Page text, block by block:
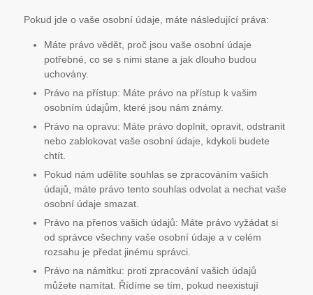
Pokud jde o vaše osobní údaje, máte následující práva:
Máte právo vědět, proč jsou vaše osobní údaje
potřebné, co se s nimi stane a jak dlouho budou
uchovány.
Právo na přístup: Máte právo na přístup k vašim
osobním údajům, které jsou nám známy.
Právo na opravu: Máte právo doplnit, opravit, odstranit
nebo zablokovat vaše osobní údaje, kdykoli budete
chtít.
Pokud nám udělíte souhlas se zpracováním vašich
údajů, máte právo tento souhlas odvolat a nechat vaše
osobní údaje smazat.
Právo na přenos vašich údajů: Máte právo vyžádat si
od správce všechny vaše osobní údaje a v celém
rozsahu je předat jinému správci.
Právo na námitku: proti zpracování vašich údajů
můžete namítat. Řídíme se tím, pokud neexistují